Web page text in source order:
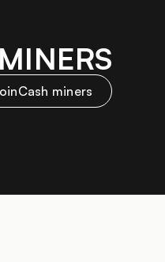
miners